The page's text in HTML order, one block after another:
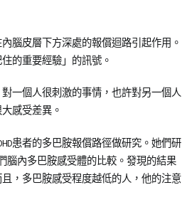
腦皮層下方深處的報償迴路引起作用。
的重要經驗」的訊號。
一個人很刺激的事情，也許對另一個人
感受差異。
患者的多巴胺報償路徑做研究。她們研
腦內多巴胺感受體的比較。發現的結果
，多巴胺感受程度越低的人，他的注意